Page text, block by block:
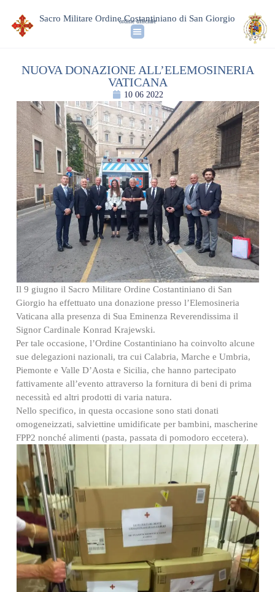
Sacro Militare Ordine Costantiniano di San Giorgio
ordine ufficiale
NUOVA DONAZIONE ALL’ELEMOSINERIA
VATICANA
10 06 2022
Il 9 giugno il Sacro Militare Ordine Costantiniano di San
Giorgio ha effettuato una donazione presso l’Elemosineria
Vaticana alla presenza di Sua Eminenza Reverendissima il
Signor Cardinale Konrad Krajewski.
Per tale occasione, l’Ordine Costantiniano ha coinvolto alcune
sue delegazioni nazionali, tra cui Calabria, Marche e Umbria,
Piemonte e Valle D’Aosta e Sicilia, che hanno partecipato
fattivamente all’evento attraverso la fornitura di beni di prima
necessità ed altri prodotti di varia natura.
Nello specifico, in questa occasione sono stati donati
omogeneizzati, salviettine umidificate per bambini, mascherine
FPP2 nonché alimenti (pasta, passata di pomodoro eccetera).